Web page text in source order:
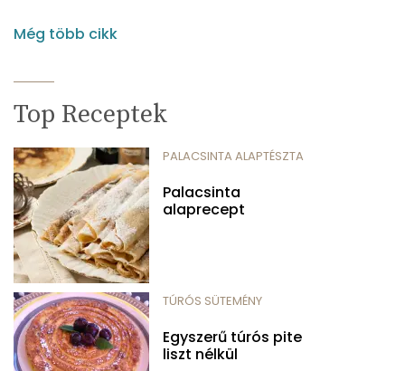
Még több cikk
Top Receptek
PALACSINTA ALAPTÉSZTA
Palacsinta
alaprecept
TÚRÓS SÜTEMÉNY
Egyszerű túrós pite
liszt nélkül